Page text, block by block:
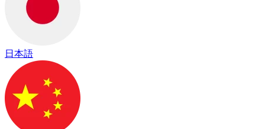
日本語